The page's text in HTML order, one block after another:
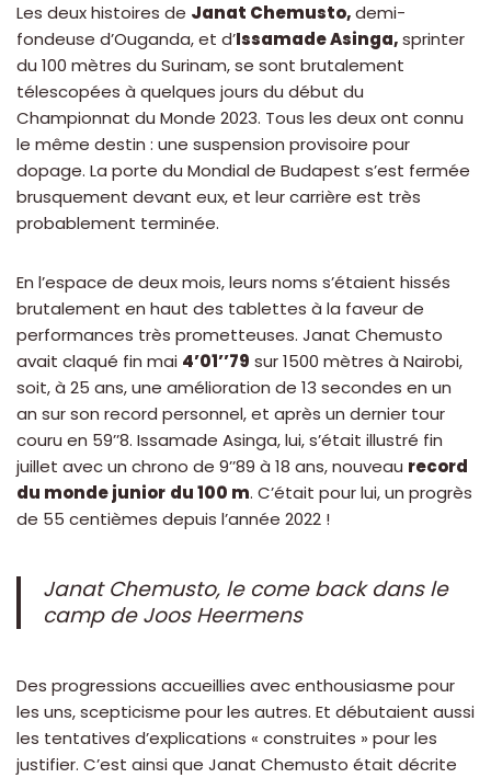
Les deux histoires de Janat Chemusto,demi-
fondeuse d’Ouganda, et d’Issamade Asinga,sprinter
du 100 mètres du Surinam, se sont brutalement
télescopées à quelques jours du début du
Championnat du Monde 2023. Tous les deux ont connu
le même destin : une suspension provisoire pour
dopage. La porte du Mondial de Budapest s’est fermée
brusquement devant eux, et leur carrière est très
probablement terminée.
En l’espace de deux mois, leurs noms s’étaient hissés
brutalement en haut des tablettes à la faveur de
performances très prometteuses. Janat Chemusto
avait claqué fin mai 4’01’’79 sur 1500 mètres à Nairobi,
soit, à 25 ans, une amélioration de 13 secondes en un
an sur son record personnel, et après un dernier tour
couru en 59’’8. Issamade Asinga, lui, s’était illustré fin
juillet avec un chrono de 9’’89 à 18 ans, nouveau record
du monde junior du 100 m. C’était pour lui, un progrès
de 55 centièmes depuis l’année 2022 !
Janat Chemusto, le come back dans le
camp de Joos Heermens
Des progressions accueillies avec enthousiasme pour
les uns, scepticisme pour les autres. Et débutaient aussi
les tentatives d’explications « construites » pour les
justifier. C’est ainsi que Janat Chemusto était décrite